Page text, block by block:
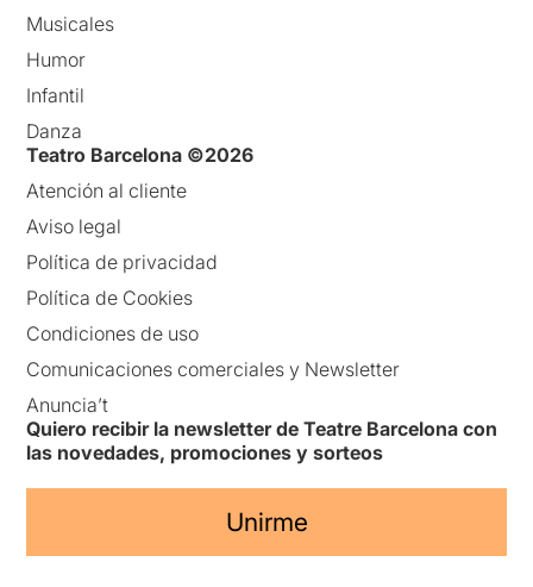
Musicales
Humor
Infantil
Danza
Teatro Barcelona ©2026
Atención al cliente
Aviso legal
Política de privacidad
Política de Cookies
Condiciones de uso
Comunicaciones comerciales y Newsletter
Anuncia’t
Quiero recibir la newsletter de Teatre Barcelona con
las novedades, promociones y sorteos
Unirme